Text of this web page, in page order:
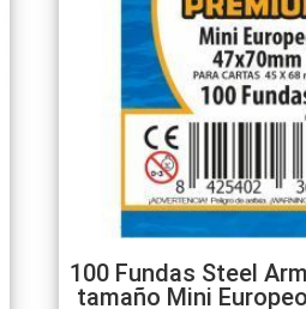
100 Fundas Steel
tamaño Mini